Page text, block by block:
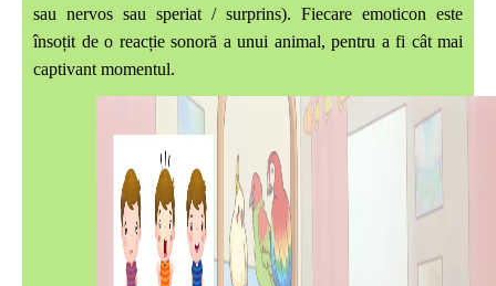
sau nervos sau speriat / surprins). Fiecare emoticon este
însoțit de o reacție sonoră a unui animal, pentru a fi cât mai
captivant momentul.